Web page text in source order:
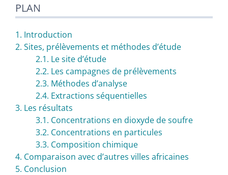
PLAN
1. Introduction
2. Sites, prélèvements et méthodes dʼétude
2.1. Le site dʼétude
2.2. Les campagnes de prélèvements
2.3. Méthodes dʼanalyse
2.4. Extractions séquentielles
3. Les résultats
3.1. Concentrations en dioxyde de soufre
3.2. Concentrations en particules
3.3. Composition chimique
4. Comparaison avec dʼautres villes africaines
5. Conclusion